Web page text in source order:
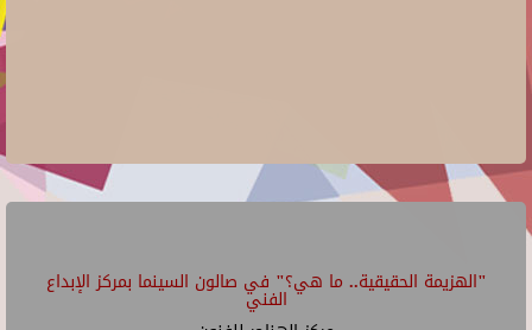
"الهزيمة الحقيقية.. ما هي؟" في صالون السينما بمركز الإبداع
الفني